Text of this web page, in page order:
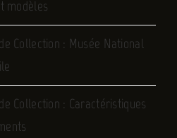
modèles
Collection : Musée National
Collection : Caractéristiques